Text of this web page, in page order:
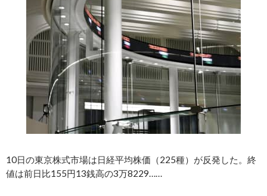
10日の東京株式市場は日経平均株価（225種）が反発した。終
値は前日比155円13銭高の3万8229……